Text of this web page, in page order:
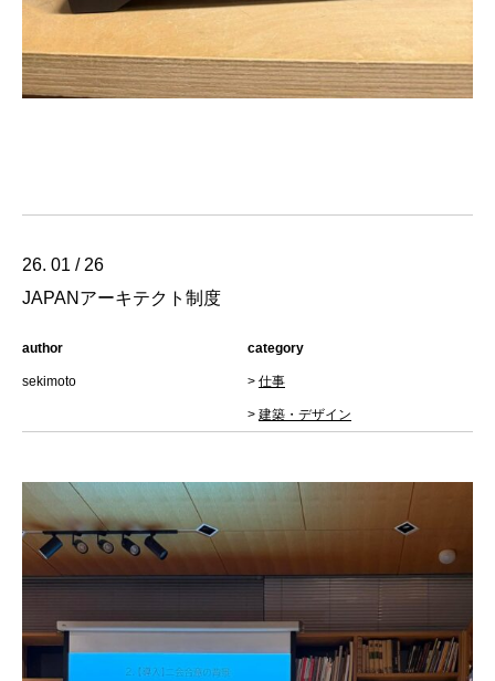
26. 01 / 26
JAPANアーキテクト制度
author
sekimoto
category
> 仕事
> 建築・デザイン